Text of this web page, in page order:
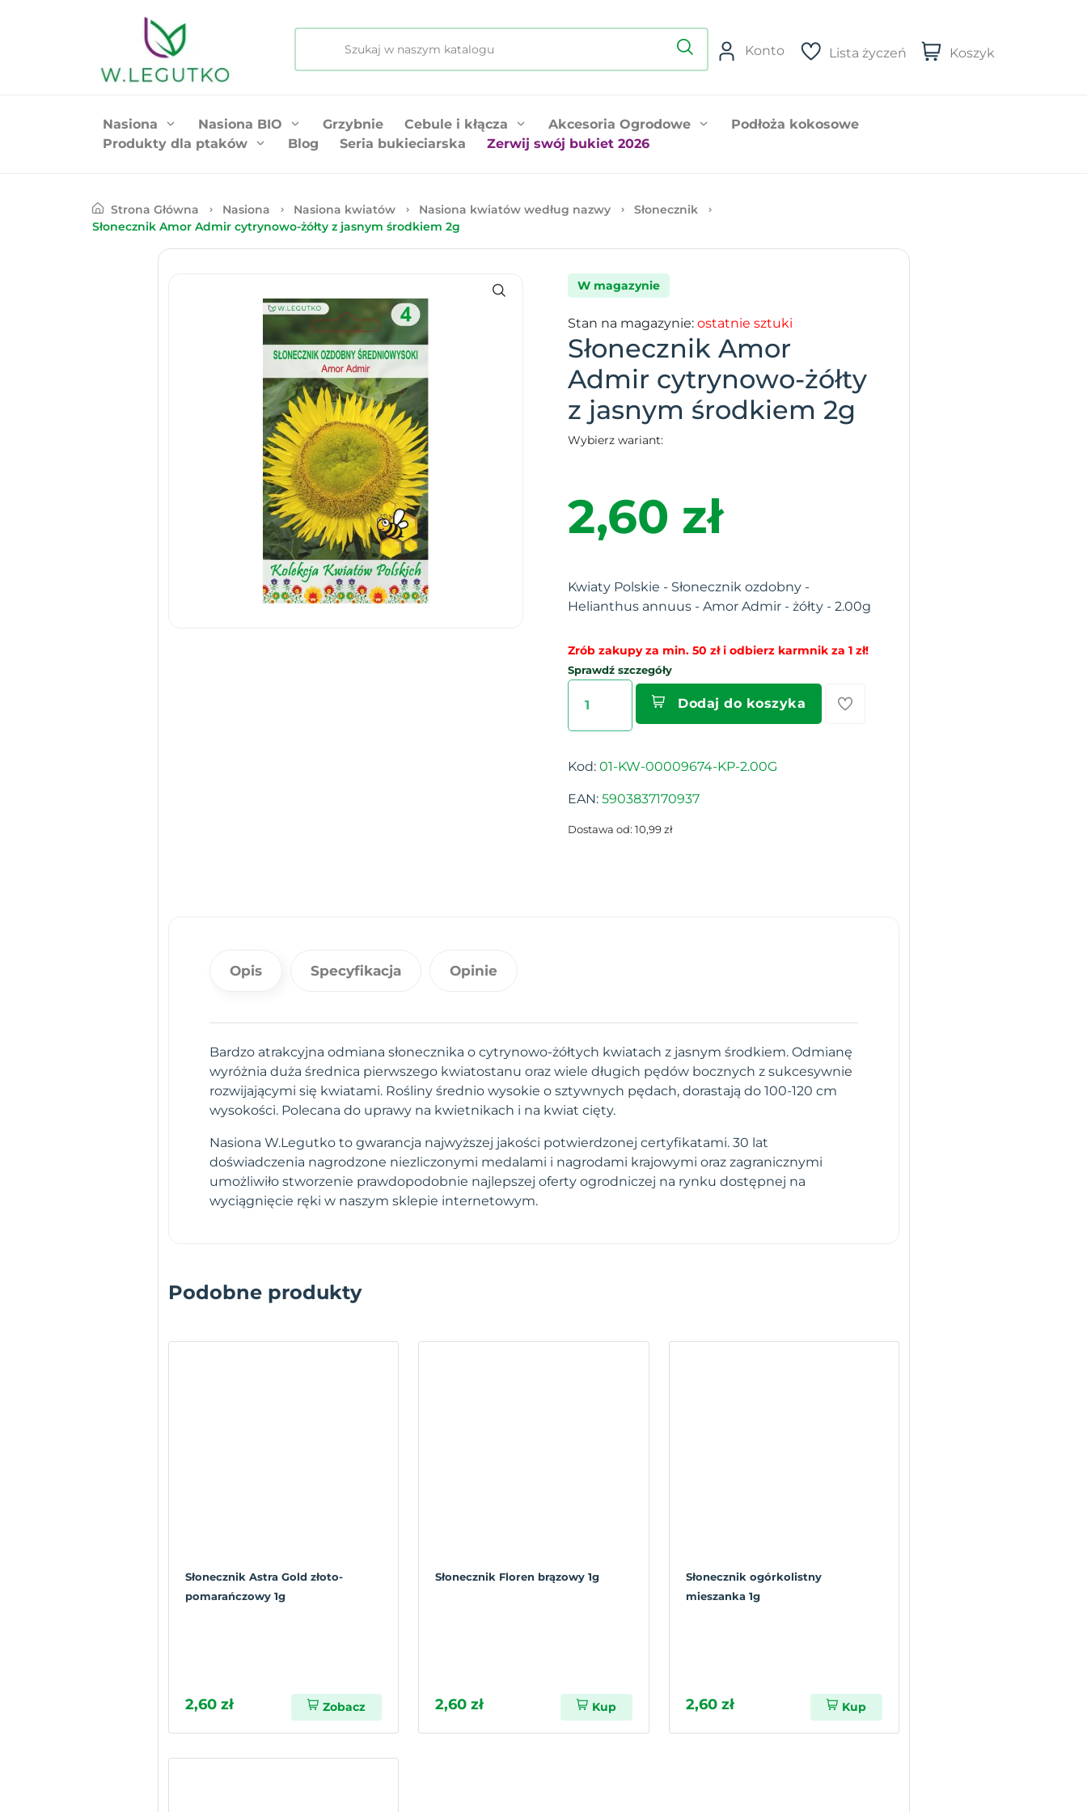
Konto Lista życzeń Koszyk
Nasiona Nasiona BIO Grzybnie Cebule i kłącza Akcesoria Ogrodowe
Podłoża kokosowe
Produkty dla ptaków
Blog Seria bukieciarska Zerwij swój bukiet 2026
Strona Główna Nasiona Nasiona kwiatów Nasiona kwiatów według nazwy
Słonecznik
Słonecznik Amor Admir cytrynowo-żółty z jasnym środkiem 2g
W magazynie
Stan na magazynie: ostatnie sztuki
Słonecznik Amor
Admir cytrynowo-żółty
z jasnym środkiem 2g
Wybierz wariant:
2,60 zł
Kwiaty Polskie - Słonecznik ozdobny -
Helianthus annuus - Amor Admir - żółty - 2.00g
Zrób zakupy za min. 50 zł i odbierz karmnik za 1 zł!
Sprawdź szczegóły
Dodaj do koszyka
Kod: 01-KW-00009674-KP-2.00G
EAN: 5903837170937
Dostawa od: 10,99 zł
Opis Specyfikacja Opinie
Bardzo atrakcyjna odmiana słonecznika o cytrynowo-żółtych kwiatach z jasnym środkiem. Odmianę
wyróżnia duża średnica pierwszego kwiatostanu oraz wiele długich pędów bocznych z sukcesywnie
rozwijającymi się kwiatami. Rośliny średnio wysokie o sztywnych pędach, dorastają do 100-120 cm
wysokości. Polecana do uprawy na kwietnikach i na kwiat cięty.
Nasiona W.Legutko to gwarancja najwyższej jakości potwierdzonej certyfikatami. 30 lat
doświadczenia nagrodzone niezliczonymi medalami i nagrodami krajowymi oraz zagranicznymi
umożliwiło stworzenie prawdopodobnie najlepszej oferty ogrodniczej na rynku dostępnej na
wyciągnięcie ręki w naszym sklepie internetowym.
Podobne produkty
Słonecznik Astra Gold złoto-
pomarańczowy 1g
2,60 zł Zobacz
Słonecznik Floren brązowy 1g
2,60 zł Kup
Słonecznik ogórkolistny
mieszanka 1g
2,60 zł Kup